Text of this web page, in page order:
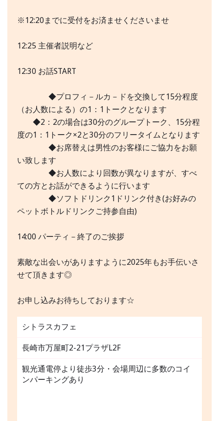
※12:20までに受付をお済ませくださいませ
12:25 主催者説明など
12:30 お話START
◆プロフィ－ルカ－ドを交換して15分程度
（お人数による）の1：1トークとなります
◆2：2の場合は30分のグループトーク、15分程
度の1：1トーク×2と30分のフリータイムとなります
◆お席替えは男性のお客様にご協力をお願
い致します
◆お人数により回数が異なりますが、すべ
ての方とお話ができるように行います
◆ソフトドリンク1ドリンク付き(お好みの
ペットボトルドリンクご持参自由)
14:00 パーティ－終了のご挨拶
素敵な出会いがありますように2025年もお手伝いさ
せて頂きます◎
お申し込みお待ちしております☆
シトラスカフェ
長崎市万屋町2-21プラザL2F
観光通電停より徒歩3分・会場周辺に多数のコイ
ンパーキングあり